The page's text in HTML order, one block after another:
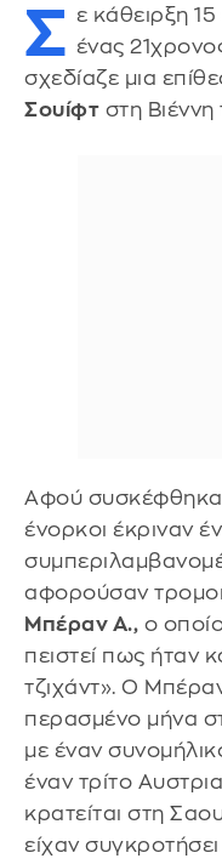
Σ ε κάθειρξη
ένας
σχεδίαζε μια
Σουίφτ στη
Αφού
ένορκοι έκριναν
αφορούσαν
Μπέραν Α., ο
πειστεί πως ήταν
τζιχάντ». Ο
περασμένο μήνα
με έναν
έναν τρίτο
κρατείται στη
είχαν